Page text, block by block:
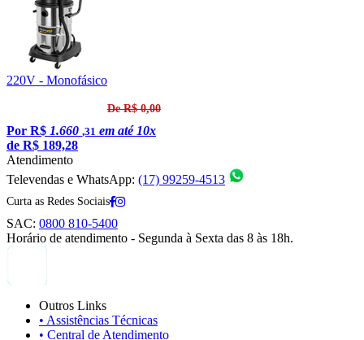
220V - Monofásico
De R$ 0,00
Por R$ 1.660 ,31 em até 10x
de R$ 189,28
Atendimento
Televendas e WhatsApp: (17) 99259-4513
Curta as Redes Sociais
SAC: 0800 810-5400
Horário de atendimento - Segunda à Sexta das 8 às 18h.
Outros Links
• Assistências Técnicas
• Central de Atendimento